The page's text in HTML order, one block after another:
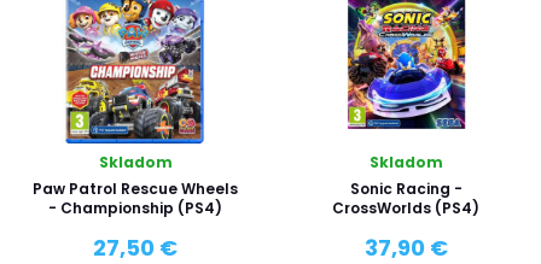
Skladom
Paw Patrol Rescue Wheels
- Championship (PS4)
27,50 €
Skladom
Sonic Racing -
CrossWorlds (PS4)
37,90 €